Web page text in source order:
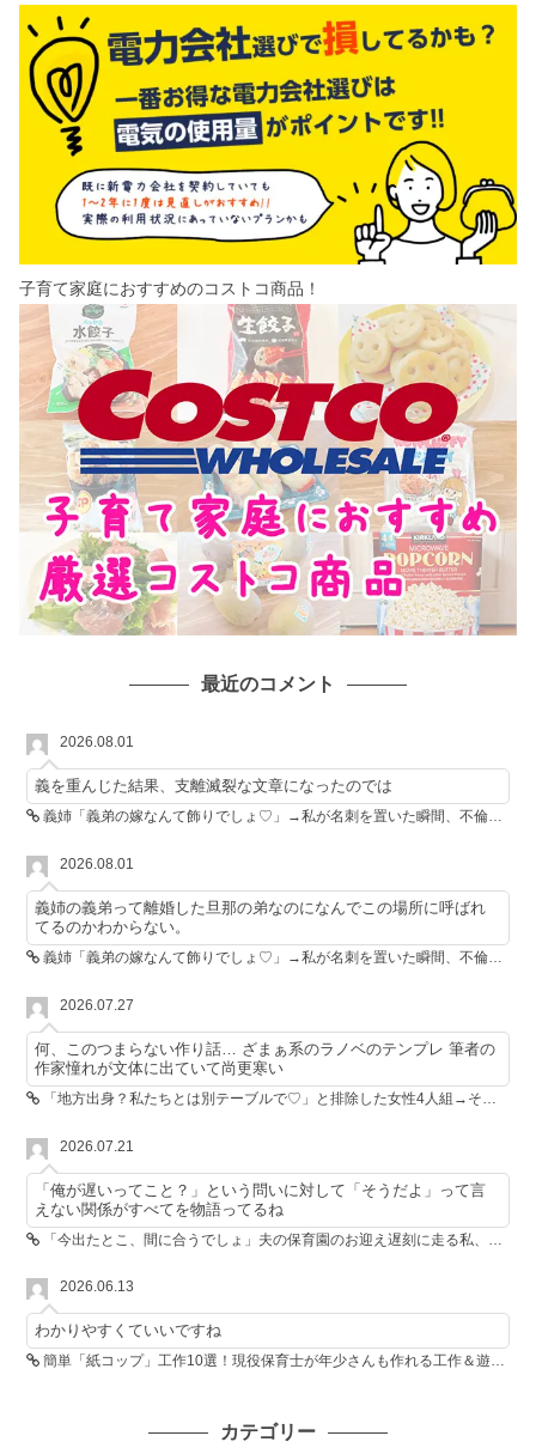
子育て家庭におすすめのコストコ商品！
最近のコメント
2026.08.01
義を重んじた結果、支離滅裂な文章になったのでは
義姉「義弟の嫁なんて飾りでしょ♡」→私が名刺を置いた瞬間、不倫相手が青ざめた
2026.08.01
義姉の義弟って離婚した旦那の弟なのになんでこの場所に呼ばれ
てるのかわからない。
義姉「義弟の嫁なんて飾りでしょ♡」→私が名刺を置いた瞬間、不倫相手が青ざめた
2026.07.27
何、このつまらない作り話… ざまぁ系のラノベのテンプレ 筆者の
作家憧れが文体に出ていて尚更寒い
「地方出身？私たちとは別テーブルで♡」と排除した女性4人組→その後4人が青ざめたワケ
2026.07.21
「俺が遅いってこと？」という問いに対して「そうだよ」って言
えない関係がすべてを物語ってるね
「今出たとこ、間に合うでしょ」夫の保育園のお迎え遅刻に走る私、位置情報共有で逆転しました
2026.06.13
わかりやすくていいですね
簡単「紙コップ」工作10選！現役保育士が年少さんも作れる工作＆遊び方を紹介
カテゴリー